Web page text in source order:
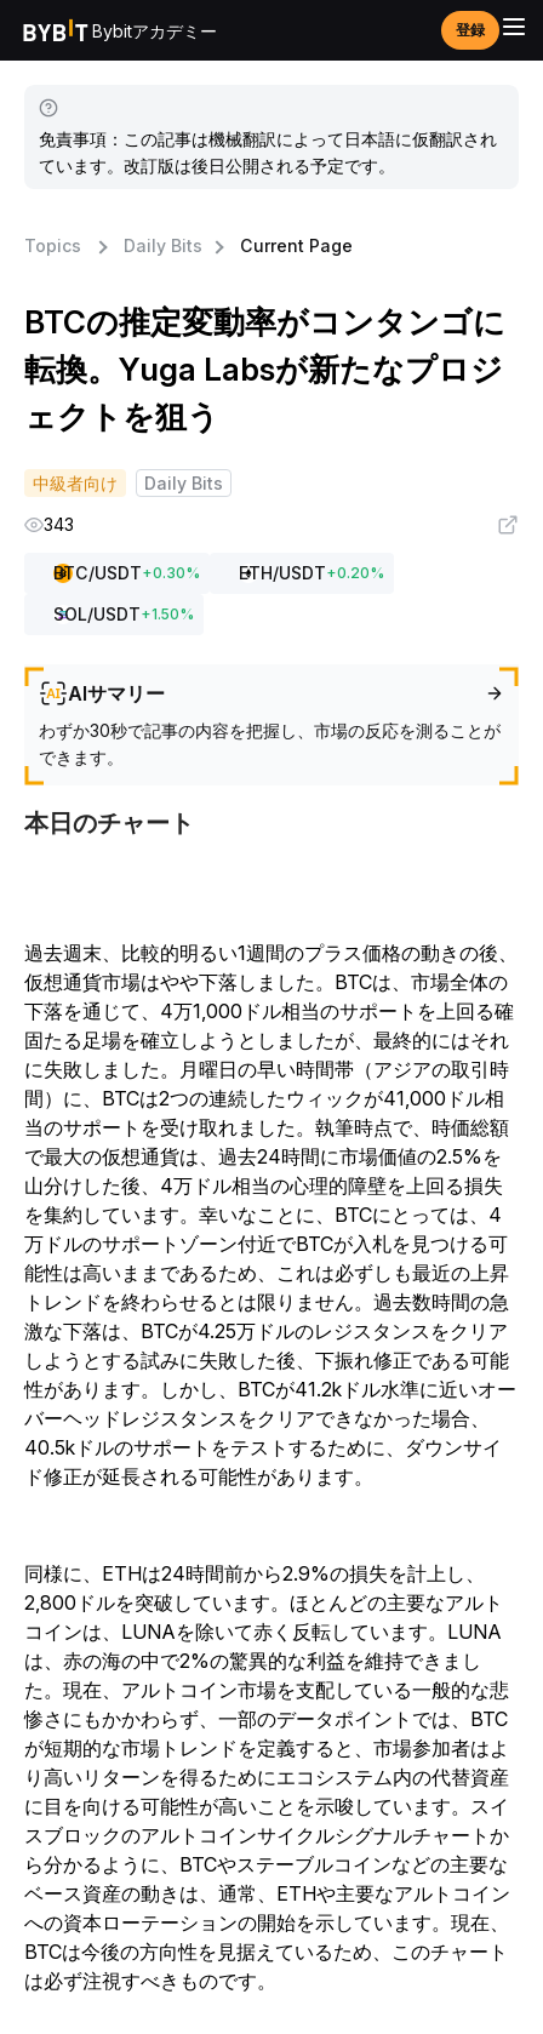
Bybitアカデミー 登録
免責事項：この記事は機械翻訳によって日本語に仮翻訳され
ています。改訂版は後日公開される予定です。
Topics Daily Bits Current Page
BTCの推定変動率がコンタンゴに
転換。Yuga Labsが新たなプロジ
ェクトを狙う
中級者向け
Daily Bits
343
BTC/USDT+0.30% ETH/USDT+0.20%
SOL/USDT+1.50%
AIサマリー
わずか30秒で記事の内容を把握し、市場の反応を測ることが
できます。
本日のチャート
過去週末、比較的明るい1週間のプラス価格の動きの後、
仮想通貨市場はやや下落しました。BTCは、市場全体の
下落を通じて、4万1,000ドル相当のサポートを上回る確
固たる足場を確立しようとしましたが、最終的にはそれ
に失敗しました。月曜日の早い時間帯（アジアの取引時
間）に、BTCは2つの連続したウィックが41,000ドル相
当のサポートを受け取れました。執筆時点で、時価総額
で最大の仮想通貨は、過去24時間に市場価値の2.5%を
山分けした後、4万ドル相当の心理的障壁を上回る損失
を集約しています。幸いなことに、BTCにとっては、4
万ドルのサポートゾーン付近でBTCが入札を見つける可
能性は高いままであるため、これは必ずしも最近の上昇
トレンドを終わらせるとは限りません。過去数時間の急
激な下落は、BTCが4.25万ドルのレジスタンスをクリア
しようとする試みに失敗した後、下振れ修正である可能
性があります。しかし、BTCが41.2kドル水準に近いオー
バーヘッドレジスタンスをクリアできなかった場合、
40.5kドルのサポートをテストするために、ダウンサイ
ド修正が延長される可能性があります。
同様に、ETHは24時間前から2.9%の損失を計上し、
2,800ドルを突破しています。ほとんどの主要なアルト
コインは、LUNAを除いて赤く反転しています。LUNA
は、赤の海の中で2%の驚異的な利益を維持できまし
た。現在、アルトコイン市場を支配している一般的な悲
惨さにもかかわらず、一部のデータポイントでは、BTC
が短期的な市場トレンドを定義すると、市場参加者はよ
り高いリターンを得るためにエコシステム内の代替資産
に目を向ける可能性が高いことを示唆しています。スイ
スブロックのアルトコインサイクルシグナルチャートか
ら分かるように、BTCやステーブルコインなどの主要な
ベース資産の動きは、通常、ETHや主要なアルトコイン
への資本ローテーションの開始を示しています。現在、
BTCは今後の方向性を見据えているため、このチャート
は必ず注視すべきものです。